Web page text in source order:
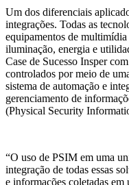
Um dos diferenciais
integrações. Todas as
equipamentos de multimídia
iluminação, energia e
Case de Sucesso Insper
controlados por meio de
sistema de automação e
gerenciamento de
(Physical Security
“O uso de PSIM em uma
integração de todas essas
e informações coletadas em